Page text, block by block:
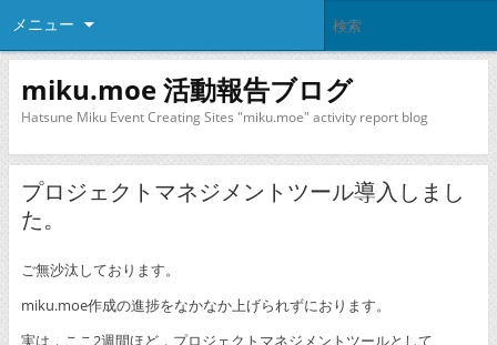
メニュー
miku.moe 活動報告ブログ
Hatsune Miku Event Creating Sites "miku.moe" activity report blog
プロジェクトマネジメントツール導入しまし
た。
ご無沙汰しております。
miku.moe作成の進捗をなかなか上げられずにおります。
実は，ここ2週間ほど，プロジェクトマネジメントツールとして